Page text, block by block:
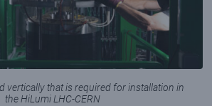
vertically that is required for installation in
the HiLumi LHC-CERN